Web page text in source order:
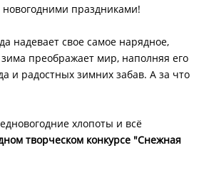
праздниками!
надевает свое самое нарядное,
преображает мир, наполняя его
и радостных зимних забав. А за что
хлопоты и всё
творческом конкурсе "Снежная